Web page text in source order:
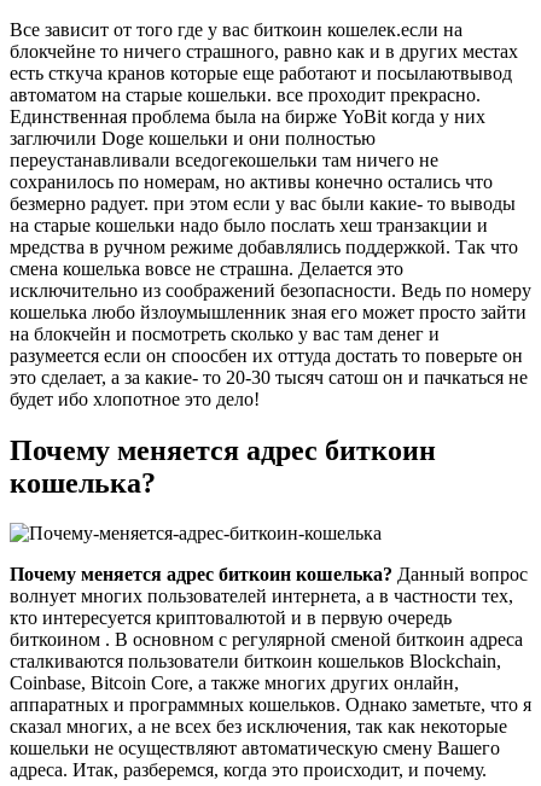
Все зависит от того где у вас биткоин кошелек.если на
блокчейне то ничего страшного, равно как и в других местах
есть сткуча кранов которые еще работают и посылаютвывод
автоматом на старые кошельки. все проходит прекрасно.
Единственная проблема была на бирже YoBit когда у них
заглючили Doge кошельки и они полностью
переустанавливали вседогекошельки там ничего не
сохранилось по номерам, но активы конечно остались что
безмерно радует. при этом если у вас были какие- то выводы
на старые кошельки надо было послать хеш транзакции и
мредства в ручном режиме добавлялись поддержкой. Так что
смена кошелька вовсе не страшна. Делается это
исключительно из соображений безопасности. Ведь по номеру
кошелька любо йзлоумышленник зная его может просто зайти
на блокчейн и посмотреть сколько у вас там денег и
разумеется если он споосбен их оттуда достать то поверьте он
это сделает, а за какие- то 20-30 тысяч сатош он и пачкаться не
будет ибо хлопотное это дело!
Почему меняется адрес биткоин
кошелька?
Почему меняется адрес биткоин кошелька? Данный вопрос
волнует многих пользователей интернета, а в частности тех,
кто интересуется криптовалютой и в первую очередь
биткоином . В основном с регулярной сменой биткоин адреса
сталкиваются пользователи биткоин кошельков Blockchain,
Coinbase, Bitcoin Core, а также многих других онлайн,
аппаратных и программных кошельков. Однако заметьте, что я
сказал многих, а не всех без исключения, так как некоторые
кошельки не осуществляют автоматическую смену Вашего
адреса. Итак, разберемся, когда это происходит, и почему.